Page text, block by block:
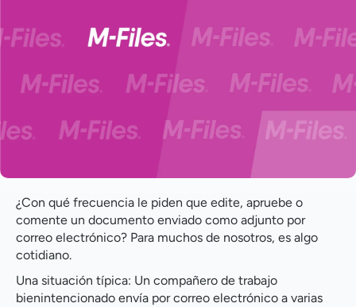
Control de versiones
Colaboración deficiente
Por qué tiene sentido una solución de gestión de
contenidos empresariales
¿Con qué frecuencia le piden que edite, apruebe o
comente un documento enviado como adjunto por
correo electrónico? Para muchos de nosotros, es algo
cotidiano.
Una situación típica: Un compañero de trabajo
bienintencionado envía por correo electrónico a varias